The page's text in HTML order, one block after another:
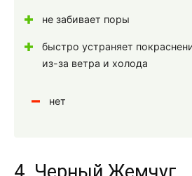
не забивает поры
быстро устраняет
из-за ветра и холода
нет